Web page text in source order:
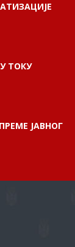
ТОКУ
ЈАВНОГ